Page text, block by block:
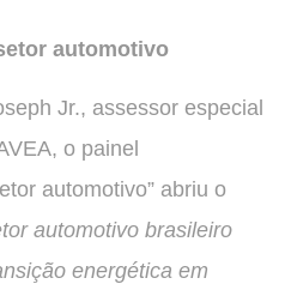
automotivo
Jr., assessor especial
o painel
automotivo” abriu o
automotivo brasileiro
energética em